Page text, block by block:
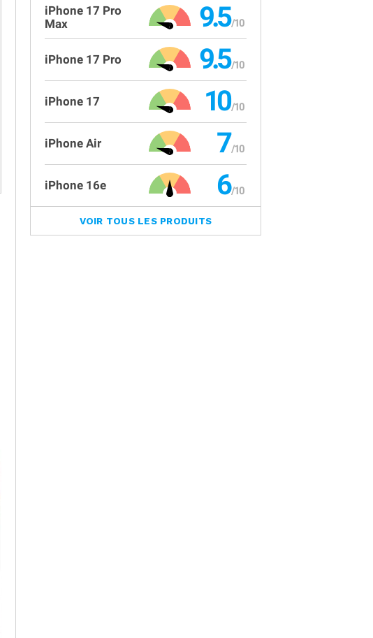
iPhone 17 Pro
Max
9.5
iPhone 17 Pro 9.5
iPhone 17 10
iPhone Air 7
iPhone 16e 6
VOIR TOUS LES PRODUITS